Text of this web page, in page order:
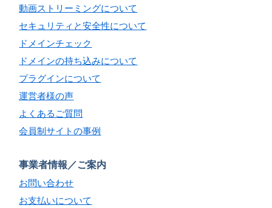
動画ストリーミングについて
セキュリティと安全性について
ドメインチェック
ドメインの持ち込みについて
プラグインについて
運営者様の声
よくあるご質問
会員制サイトの事例
事業者情報／ご案内
お問い合わせ
お支払いについて